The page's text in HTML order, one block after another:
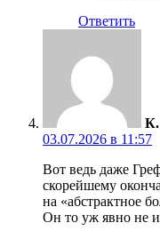
Ответить
К.
03.07.2026 в 11:57
Вот ведь даже
скорейшему
на «абстрактное
Он то уж явно не